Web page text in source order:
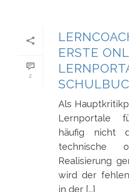
2
ERSTE
Als
Lernportale
häufig nicht
technische
Realisierung
wird der
in der [...]